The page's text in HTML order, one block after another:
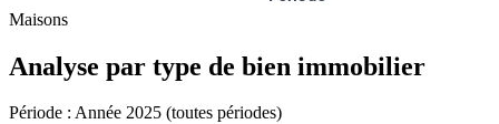
Maisons
Analyse par type de bien immobilier
Période : Année 2025 (toutes périodes)